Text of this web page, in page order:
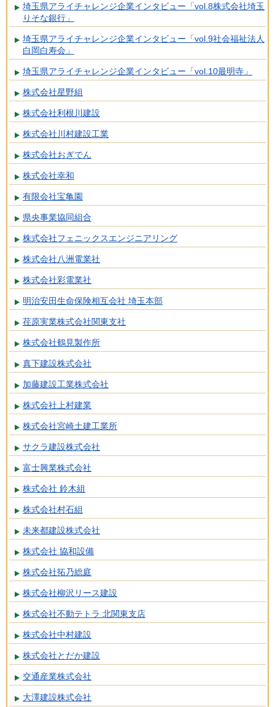
埼玉県アライチャレンジ企業インタビュー「vol.8株式会社埼玉
りそな銀行」
埼玉県アライチャレンジ企業インタビュー「vol.9社会福祉法人
白岡白寿会」
埼玉県アライチャレンジ企業インタビュー「vol.10最明寺」
株式会社星野組
株式会社利根川建設
株式会社川村建設工業
株式会社おぎでん
株式会社幸和
有限会社宝亀園
県央事業協同組合
株式会社フェニックスエンジニアリング
株式会社八洲電業社
株式会社彩電業社
明治安田生命保険相互会社 埼玉本部
荏原実業株式会社関東支社
株式会社鶴見製作所
真下建設株式会社
加藤建設工業株式会社
株式会社上村建業
株式会社宮崎土建工業所
サクラ建設株式会社
富士興業株式会社
株式会社 鈴木組
株式会社村石組
未来都建設株式会社
株式会社 協和設備
株式会社拓乃総庭
株式会社柳沢リース建設
株式会社不動テトラ 北関東支店
株式会社中村建設
株式会社とだか建設
交通産業株式会社
大澤建設株式会社